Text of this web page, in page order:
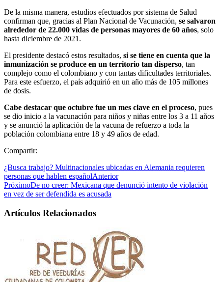
De la misma manera, estudios efectuados por sistema de Salud
confirman que, gracias al Plan Nacional de Vacunación, se salvaron
alrededor de 22.000 vidas de personas mayores de 60 años, solo
hasta diciembre de 2021.
El presidente destacó estos resultados, si se tiene en cuenta que la
inmunización se produce en un territorio tan disperso, tan
complejo como el colombiano y con tantas dificultades territoriales.
Para este esfuerzo, el país adquirió en un año más de 105 millones
de dosis.
Cabe destacar que octubre fue un mes clave en el proceso, pues
se dio inicio a la vacunación para niños y niñas entre los 3 a 11 años
y se anunció la aplicación de la vacuna de refuerzo a toda la
población colombiana entre 18 y 49 años de edad.
Compartir:
¿Busca trabajo? Multinacionales ubicadas en Alemania requieren
personas que hablen españolAnterior
PróximoDe no creer: Mexicana que denunció intento de violación
en vez de ser defendida es acusada
Artículos Relacionados